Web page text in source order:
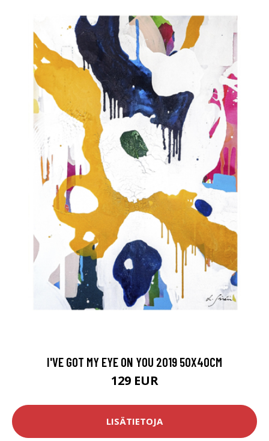
I'VE GOT MY EYE ON YOU 2019 50X40CM
129 EUR
LISÄTIETOJA